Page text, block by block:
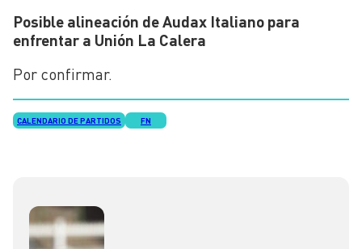
Posible alineación de Audax Italiano para
enfrentar a Unión La Calera
Por confirmar.
CALENDARIO DE PARTIDOS FN